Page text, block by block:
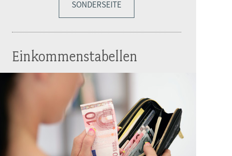
SONDERSEITE
Einkommenstabellen